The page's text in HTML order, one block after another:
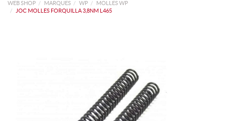
WEB SHOP MARQUES WP
MOLLES WP
JOC MOLLES FORQUILLA 3,8NM L465